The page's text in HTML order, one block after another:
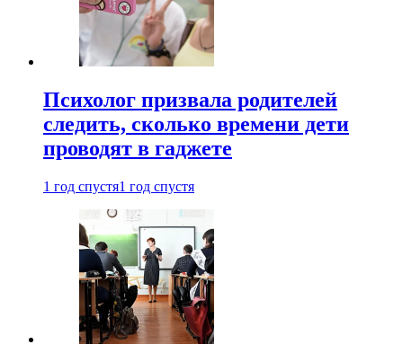
Психолог призвала родителей
следить, сколько времени дети
проводят в гаджете
1 год спустя1 год спустя